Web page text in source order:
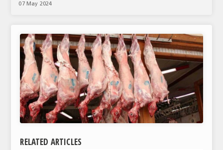
ΘΕΜΑΤΑ
ΚΟΣΜΟΣ
ΕΙΔΗΣΕΙΣ
ΕΥΡΩΠΑΪΚΕΣ ΑΠΟΦΑΣΕΙΣ
ΘΕΜΑΤΑ
ΕΜΠΟΡΙΚΟΣ ΚΑΤΑΛΟΓΟΣ
07 May 2024
RELATED ARTICLES